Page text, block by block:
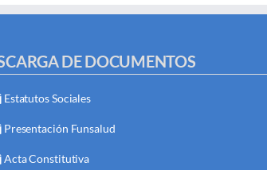
DE DOCUMENTOS
Estatutos Sociales
Presentación Funsalud
Acta Constitutiva